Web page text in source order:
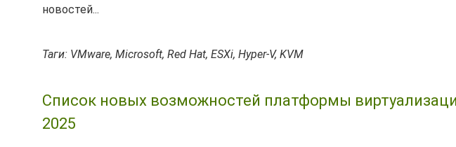
новостей...
Таги: VMware, Microsoft, Red Hat, ESXi, Hyper-V, KVM
Список новых возможностей платформы
2025